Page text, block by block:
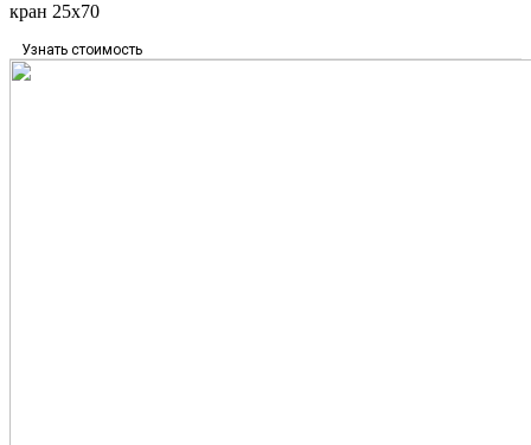
кран 25х70
Узнать стоимость